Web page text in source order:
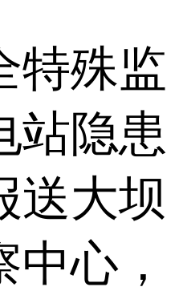
特殊监
站隐患
送大坝
心，